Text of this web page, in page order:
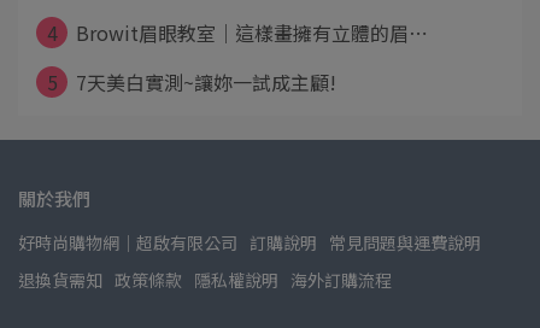
4
Browit眉眼教室｜這樣畫擁有立體的眉⋯
5
7天美白實測~讓妳一試成主顧!
關於我們
好時尚購物網│超啟有限公司 訂購說明 常見問題與運費說明
退換貨需知 政策條款 隱私權說明 海外訂購流程